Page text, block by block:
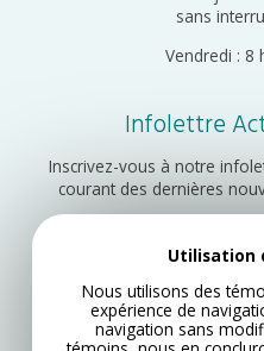
sans
Vendredi : 8
Infolettre
Inscrivez-vous à notre
courant des dernières
Utilisation
Nous utilisons des
expérience de
navigation sans